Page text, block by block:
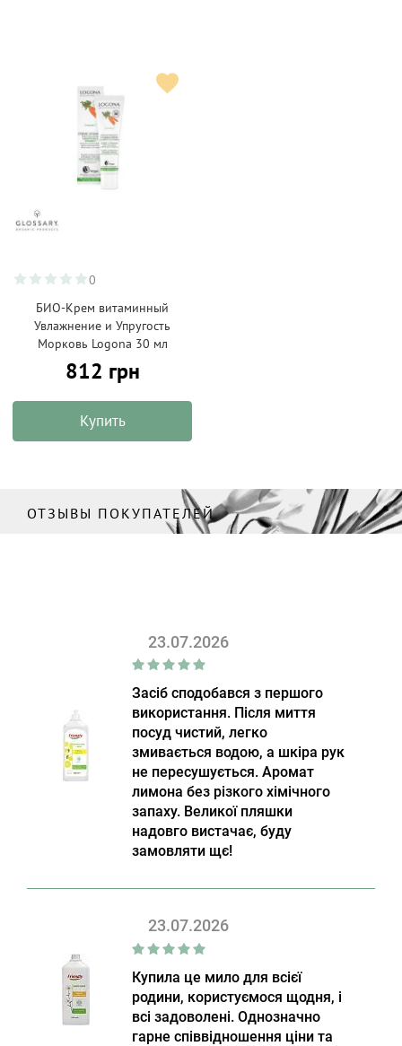
0
БИО-Крем витаминный
Увлажнение и Упругость
Морковь Logona 30 мл
812 грн
Купить
ОТЗЫВЫ ПОКУПАТЕЛЕЙ
23.07.2026
Засіб сподобався з першого
використання. Після миття
посуд чистий, легко
змивається водою, а шкіра рук
не пересушується. Аромат
лимона без різкого хімічного
запаху. Великої пляшки
надовго вистачає, буду
замовляти щє!
23.07.2026
Купила це мило для всієї
родини, користуємося щодня, і
всі задоволені. Однозначно
гарне співвідношення ціни та